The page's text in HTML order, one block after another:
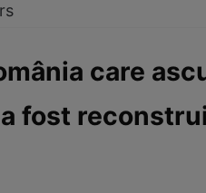
care
fost